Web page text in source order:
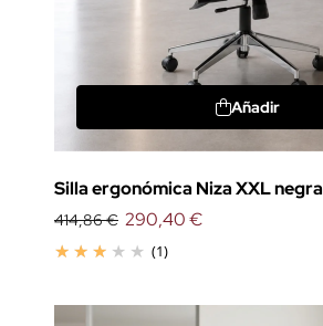
Añadir
Silla ergonómica Niza XXL negra
414,86 €
(1)
290,40 €